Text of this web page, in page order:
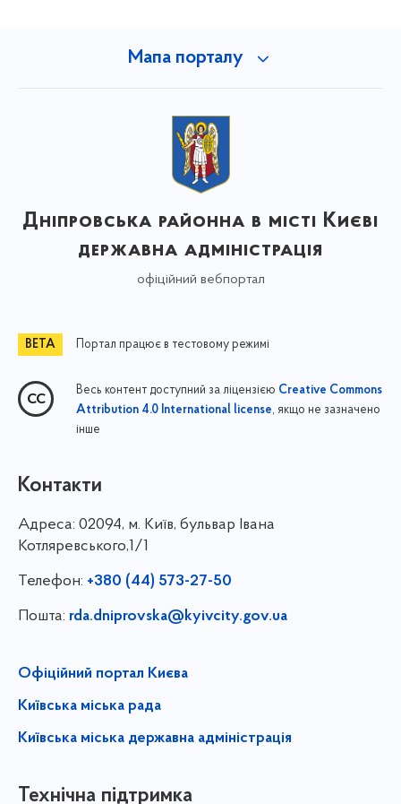
Мапа порталу
Дніпровська районна в місті Києві
державна адміністрація
офіційний вебпортал
Портал працює в тестовому режимі
Весь контент доступний за ліцензією Creative Commons
Attribution 4.0 International license, якщо не зазначено
інше
Контакти
Адреса: 02094, м. Київ, бульвар Івана
Котляревського,1/1
Телефон: +380 (44) 573-27-50
Пошта: rda.dniprovska@kyivcity.gov.ua
Офіційний портал Києва
Київська міська рада
Київська міська державна адміністрація
Технічна підтримка